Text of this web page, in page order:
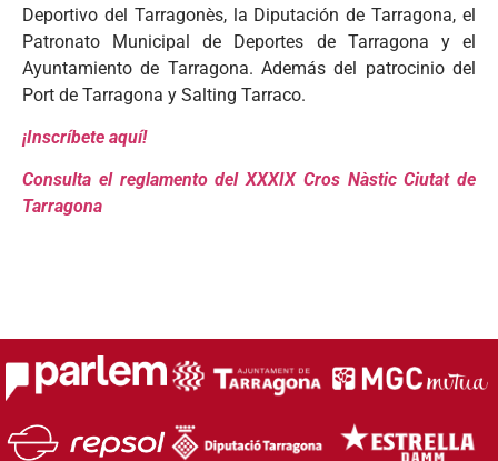
Deportivo del Tarragonès, la Diputación de Tarragona, el
Patronato Municipal de Deportes de Tarragona y el
Ayuntamiento de Tarragona. Además del patrocinio del
Port de Tarragona y Salting Tarraco.
¡Inscríbete aquí!
Consulta el reglamento del XXXIX Cros Nàstic Ciutat de
Tarragona